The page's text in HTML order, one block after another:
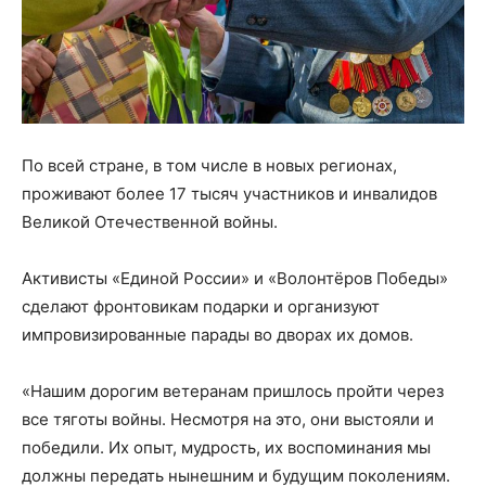
По всей стране, в том числе в новых регионах,
проживают более 17 тысяч участников и инвалидов
Великой Отечественной войны.
Активисты «Единой России» и «Волонтёров Победы»
сделают фронтовикам подарки и организуют
импровизированные парады во дворах их домов.
«Нашим дорогим ветеранам пришлось пройти через
все тяготы войны. Несмотря на это, они выстояли и
победили. Их опыт, мудрость, их воспоминания мы
должны передать нынешним и будущим поколениям.